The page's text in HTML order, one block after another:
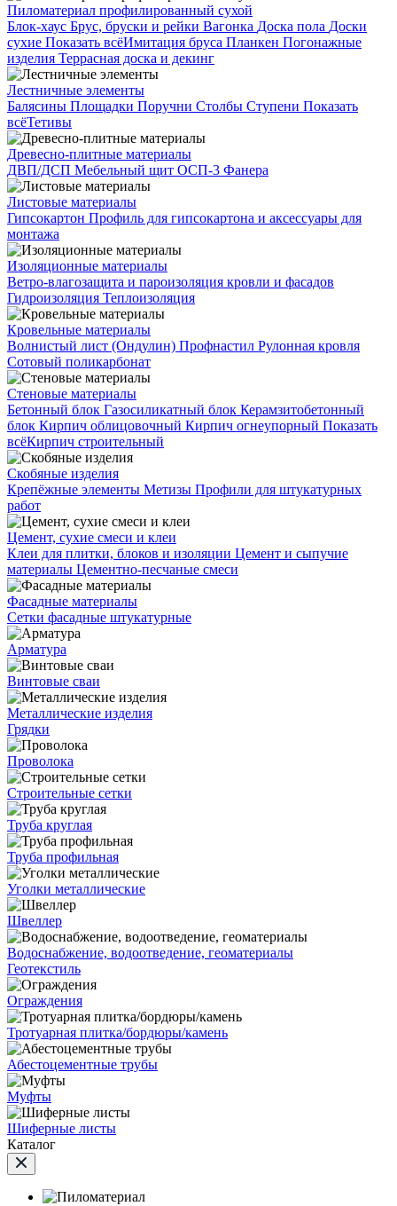
Пиломатериал профилированный сухой
Блок-хаус Брус, бруски и рейки Вагонка Доска пола Доски
сухие Показать всёИмитация бруса Планкен Погонажные
изделия Террасная доска и декинг
Лестничные элементы
Балясины Площадки Поручни Столбы Ступени Показать
всёТетивы
Древесно-плитные материалы
ДВП/ДСП Мебельный щит ОСП-3 Фанера
Листовые материалы
Гипсокартон Профиль для гипсокартона и аксессуары для
монтажа
Изоляционные материалы
Ветро-влагозащита и пароизоляция кровли и фасадов
Гидроизоляция Теплоизоляция
Кровельные материалы
Волнистый лист (Ондулин) Профнастил Рулонная кровля
Сотовый поликарбонат
Стеновые материалы
Бетонный блок Газосиликатный блок Керамзитобетонный
блок Кирпич облицовочный Кирпич огнеупорный Показать
всёКирпич строительный
Скобяные изделия
Крепёжные элементы Метизы Профили для штукатурных
работ
Цемент, сухие смеси и клеи
Клеи для плитки, блоков и изоляции Цемент и сыпучие
материалы Цементно-песчаные смеси
Фасадные материалы
Сетки фасадные штукатурные
Арматура
Винтовые сваи
Металлические изделия
Грядки
Проволока
Строительные сетки
Труба круглая
Труба профильная
Уголки металлические
Швеллер
Водоснабжение, водоотведение, геоматериалы
Геотекстиль
Ограждения
Тротуарная плитка/бордюры/камень
Абестоцементные трубы
Муфты
Шиферные листы
Каталог